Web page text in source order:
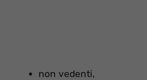
non vedenti,